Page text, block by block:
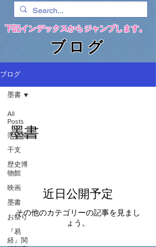
​下記インデックスからジャンプします。
​ブログ
ブログ
All
Posts
崇物論
干支
歴史博
物館
映画
墨書
お祭り
『易
経』関
墨書
墨書
近日公開予定
その他のカテゴリーの記事を見まし
ょう。